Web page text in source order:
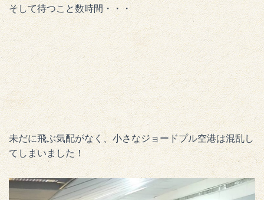
そして待つこと数時間・・・
未だに飛ぶ気配がなく、小さなジョードプル空港は混乱し
てしまいました！